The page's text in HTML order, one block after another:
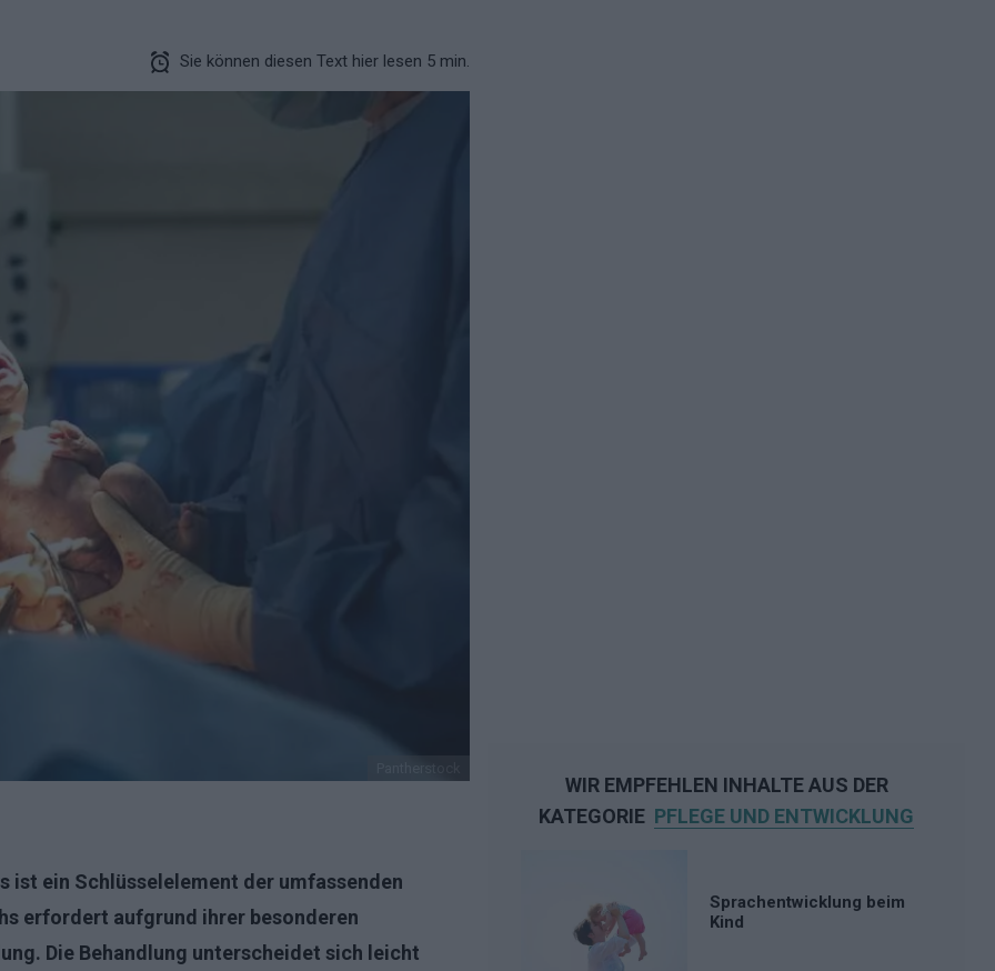
Sie können diesen Text hier lesen 5 min.
Pantherstock
ist ein Schlüsselelement der umfassenden
erfordert aufgrund ihrer besonderen
Die Behandlung unterscheidet sich leicht
WIR EMPFEHLEN INHALTE AUS DER
KATEGORIE PFLEGE UND ENTWICKLUNG
Sprachentwicklung beim
Kind